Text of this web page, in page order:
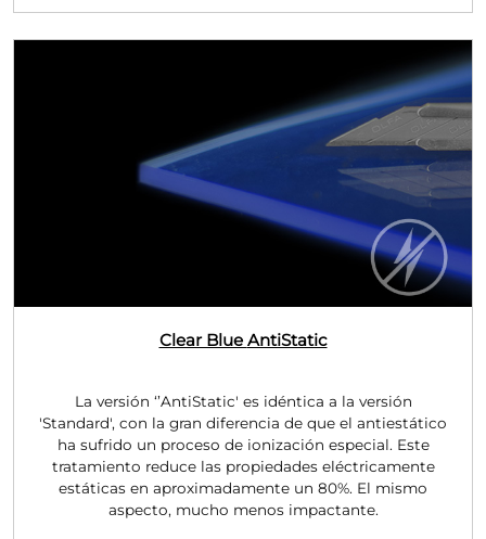
Clear Blue AntiStatic
La versión ‘’AntiStatic' es idéntica a la versión
'Standard', con la gran diferencia de que el antiestático
ha sufrido un proceso de ionización especial. Este
tratamiento reduce las propiedades eléctricamente
estáticas en aproximadamente un 80%. El mismo
aspecto, mucho menos impactante.